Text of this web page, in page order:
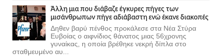
Άλλη μια που διάβαζε έγκυρες πήγες των
μισάνθρωπων πήγε αδιάβαστη ενώ έκανε διακοπές
Δηθεν βαρύ πένθος προκάλεσε στα Νέα Στύρα
Ευβοίας ο αιφνίδιος θάνατος μιας 56χρονης
γυναίκας, η οποία βρέθηκε νεκρή δίπλα στο
σταθμευμένο αυ...